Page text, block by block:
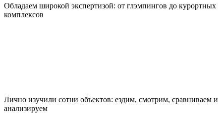
Обладаем широкой экспертизой: от глэмпингов до курортных
комплексов
Лично изучили сотни объектов: ездим, смотрим, сравниваем и
анализируем